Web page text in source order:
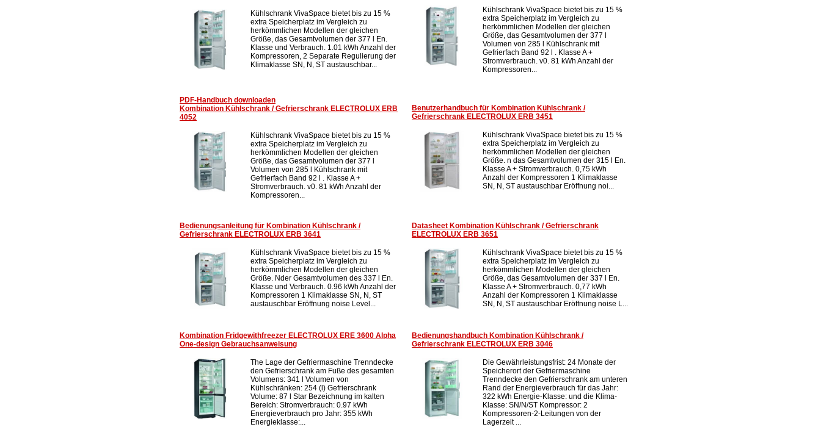
Kühlschrank VivaSpace bietet bis zu 15 %
extra Speicherplatz im Vergleich zu
herkömmlichen Modellen der gleichen
Größe, das Gesamtvolumen der 377 l En.
Klasse und Verbrauch. 1.01 kWh Anzahl der
Kompressoren, 2 Separate Regulierung der
Klimaklasse SN, N, ST austauschbar...
Kühlschrank VivaSpace bietet bis zu 15 %
extra Speicherplatz im Vergleich zu
herkömmlichen Modellen der gleichen
Größe, das Gesamtvolumen der 377 l
Volumen von 285 l Kühlschrank mit
Gefrierfach Band 92 l . Klasse A +
Stromverbrauch. v0. 81 kWh Anzahl der
Kompressoren...
PDF-Handbuch downloaden
Kombination Kühlschrank / Gefrierschrank ELECTROLUX ERB
4052
Kühlschrank VivaSpace bietet bis zu 15 %
extra Speicherplatz im Vergleich zu
herkömmlichen Modellen der gleichen
Größe, das Gesamtvolumen der 377 l
Volumen von 285 l Kühlschrank mit
Gefrierfach Band 92 l . Klasse A +
Stromverbrauch. v0. 81 kWh Anzahl der
Kompressoren...
Benutzerhandbuch für Kombination Kühlschrank /
Gefrierschrank ELECTROLUX ERB 3451
Kühlschrank VivaSpace bietet bis zu 15 %
extra Speicherplatz im Vergleich zu
herkömmlichen Modellen der gleichen
Größe. n das Gesamtvolumen der 315 l En.
Klasse A + Stromverbrauch. 0,75 kWh
Anzahl der Kompressoren 1 Klimaklasse
SN, N, ST austauschbar Eröffnung noi...
Bedienungsanleitung für Kombination Kühlschrank /
Gefrierschrank ELECTROLUX ERB 3641
Kühlschrank VivaSpace bietet bis zu 15 %
extra Speicherplatz im Vergleich zu
herkömmlichen Modellen der gleichen
Größe. Nder Gesamtvolumen des 337 l En.
Klasse und Verbrauch. 0.96 kWh Anzahl der
Kompressoren 1 Klimaklasse SN, N, ST
austauschbar Eröffnung noise Level...
Datasheet Kombination Kühlschrank / Gefrierschrank
ELECTROLUX ERB 3651
Kühlschrank VivaSpace bietet bis zu 15 %
extra Speicherplatz im Vergleich zu
herkömmlichen Modellen der gleichen
Größe, das Gesamtvolumen der 337 l En.
Klasse A + Stromverbrauch. 0,77 kWh
Anzahl der Kompressoren 1 Klimaklasse
SN, N, ST austauschbar Eröffnung noise L...
Kombination Fridgewithfreezer ELECTROLUX ERE 3600 Alpha
One-design Gebrauchsanweisung
The Lage der Gefriermaschine Trenndecke
den Gefrierschrank am Fuße des gesamten
Volumens: 341 l Volumen von
Kühlschränken: 254 (l) Gefrierschrank
Volume: 87 l Star Bezeichnung im kalten
Bereich: Stromverbrauch: 0.97 kWh
Energieverbrauch pro Jahr: 355 kWh
Energieklasse:...
Bedienungshandbuch Kombination Kühlschrank /
Gefrierschrank ELECTROLUX ERB 3046
Die Gewährleistungsfrist: 24 Monate der
Speicherort der Gefriermaschine
Trenndecke den Gefrierschrank am unteren
Rand der Energieverbrauch für das Jahr:
322 kWh Energie-Klasse: und die Klima-
Klasse: SN/N/ST Kompressor: 2
Kompressoren-2-Leitungen von der
Lagerzeit ...